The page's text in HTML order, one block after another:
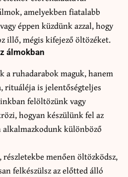
amelyekben fiatalabb
éppen küzdünk azzal, hogy
illő, mégis kifejező öltözéket.
álmokban
a ruhadarabok maguk, hanem
rituáléja is jelentőségteljes
felöltözünk vagy
hogyan készülünk fel az
különböző
részletekbe menően öltözködsz,
felkészülsz az előtted álló